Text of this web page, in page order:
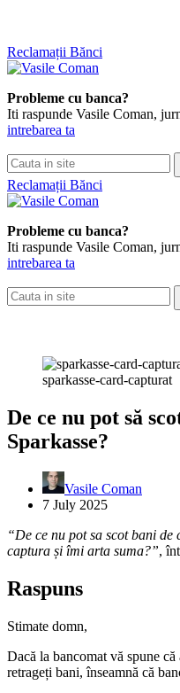
Skip
to
Reclamații Bănci
Probleme cu banca?
Iti raspunde Vasile Coman,
intrebarea ta
Cauta
in
site
Reclamații Bănci
Probleme cu banca?
Iti raspunde Vasile Coman,
intrebarea ta
Cauta
in
sparkasse-card-capturat
De ce nu pot să
Sparkasse?
Vasile Coman
7 July 2025
“De ce nu pot sa scot bani de
captura și îmi arta suma?”,
Raspuns
Stimate domn,
Dacă la bancomat vă spune
retrageți bani, înseamnă că